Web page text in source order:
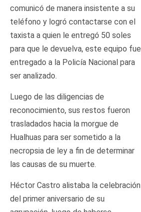
comunicó de manera insistente a su
teléfono y logró contactarse con el
taxista a quien le entregó 50 soles
para que le devuelva, este equipo fue
entregado a la Policía Nacional para
ser analizado.
Luego de las diligencias de
reconocimiento, sus restos fueron
trasladados hacia la morgue de
Hualhuas para ser sometido a la
necropsia de ley a fin de determinar
las causas de su muerte.
Héctor Castro alistaba la celebración
del primer aniversario de su